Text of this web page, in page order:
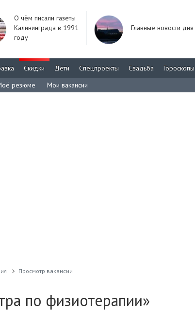
О чём писали газеты
Калининграда в 1991
году
Главные новости дня
Скидки Дети Спецпроекты Свадьба
Гороскопы
резюме Мои вакансии
Просмотр вакансии
по физиотерапии»